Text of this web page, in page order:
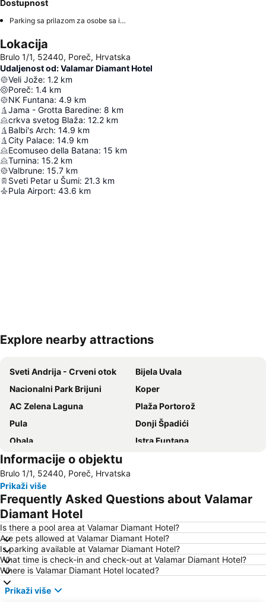
Dostupnost
Parking sa prilazom za osobe sa invaliditetom
Lokacija
Brulo 1/1, 52440, Poreč, Hrvatska
Udaljenost od: Valamar Diamant Hotel
Veli Jože: 1.2 km
Poreč: 1.4 km
NK Funtana: 4.9 km
Jama - Grotta Baredine: 8 km
crkva svetog Blaža: 12.2 km
Balbi's Arch: 14.9 km
City Palace: 14.9 km
Ecomuseo della Batana: 15 km
Turnina: 15.2 km
Valbrune: 15.7 km
Sveti Petar u Šumi: 21.3 km
Pula Airport: 43.6 km
Explore nearby attractions
Sveti Andrija - Crveni otok
Bijela Uvala
Nacionalni Park Brijuni
Koper
AC Zelena Laguna
Plaža Portorož
Pula
Donji Špadići
Obala
Istra Funtana
Katoro
Amfiteatar
Villas Rubin
Slovenska Obala
Zlatni Rt
Luka Trst
Obala maršala Tita
Delfin
Istrian Riviera
AC Zelena Laguna
FKK Ulika
Stari Grad
Amarin
Plaža Simonov zaliv
Informacije o objektu
Brulo 1/1, 52440, Poreč, Hrvatska
Prikaži više
Frequently Asked Questions about Valamar
Diamant Hotel
Is there a pool area at Valamar Diamant Hotel?
Are pets allowed at Valamar Diamant Hotel?
Is parking available at Valamar Diamant Hotel?
What time is check-in and check-out at Valamar Diamant Hotel?
Where is Valamar Diamant Hotel located?
Prikaži više